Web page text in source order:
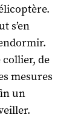
s’en
collier, de
mesures
un